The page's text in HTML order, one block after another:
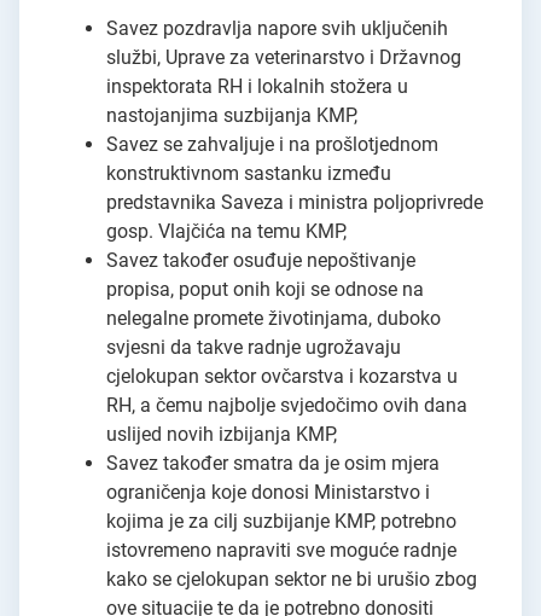
Savez pozdravlja napore svih uključenih
službi, Uprave za veterinarstvo i Državnog
inspektorata RH i lokalnih stožera u
nastojanjima suzbijanja KMP,
Savez se zahvaljuje i na prošlotjednom
konstruktivnom sastanku između
predstavnika Saveza i ministra poljoprivrede
gosp. Vlajčića na temu KMP,
Savez također osuđuje nepoštivanje
propisa, poput onih koji se odnose na
nelegalne promete životinjama, duboko
svjesni da takve radnje ugrožavaju
cjelokupan sektor ovčarstva i kozarstva u
RH, a čemu najbolje svjedočimo ovih dana
uslijed novih izbijanja KMP,
Savez također smatra da je osim mjera
ograničenja koje donosi Ministarstvo i
kojima je za cilj suzbijanje KMP, potrebno
istovremeno napraviti sve moguće radnje
kako se cjelokupan sektor ne bi urušio zbog
ove situacije te da je potrebno donositi